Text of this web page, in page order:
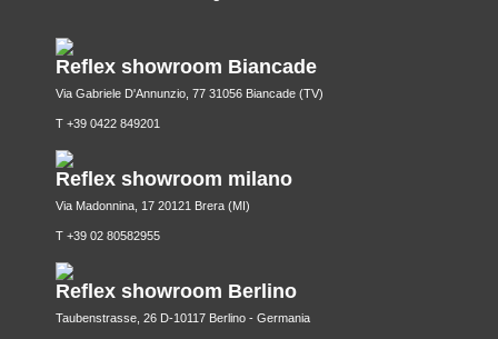
Reflex showroom Biancade
Via Gabriele D'Annunzio, 77 31056 Biancade (TV)
T +39 0422 849201
Reflex showroom milano
Via Madonnina, 17 20121 Brera (MI)
T +39 02 80582955
Reflex showroom Berlino
Taubenstrasse, 26 D-10117 Berlino - Germania